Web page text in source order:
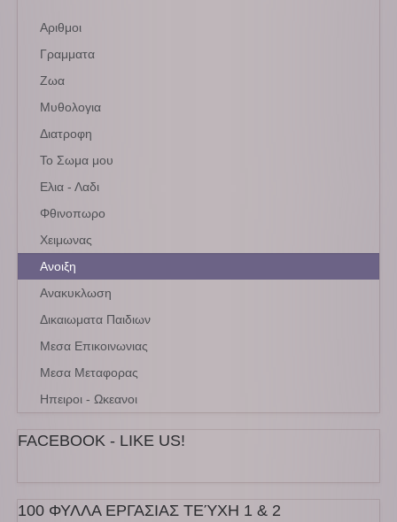
Αριθμοι
Γραμματα
Ζωα
Μυθολογια
Διατροφη
Το Σωμα μου
Ελια - Λαδι
Φθινοπωρο
Χειμωνας
Ανοιξη
Ανακυκλωση
Δικαιωματα Παιδιων
Μεσα Επικοινωνιας
Μεσα Μεταφορας
Ηπειροι - Ωκεανοι
FACEBOOK - LIKE US!
100 ΦΥΛΛΑ ΕΡΓΑΣΙΑΣ ΤΕΎΧΗ 1 & 2